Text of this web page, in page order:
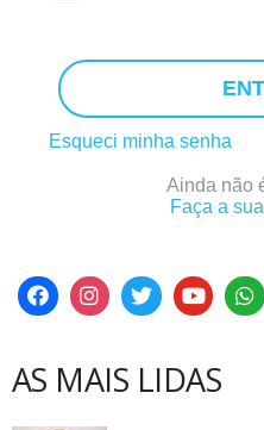
Esqueci minha senha
Ainda não
Faça a
AS MAIS LIDAS